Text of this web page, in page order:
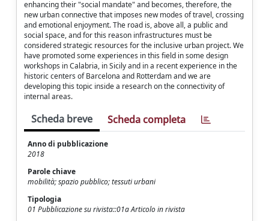
enhancing their "social mandate" and becomes, therefore, the
new urban connective that imposes new modes of travel, crossing
and emotional enjoyment. The road is, above all, a public and
social space, and for this reason infrastructures must be
considered strategic resources for the inclusive urban project. We
have promoted some experiences in this field in some design
workshops in Calabria, in Sicily and in a recent experience in the
historic centers of Barcelona and Rotterdam and we are
developing this topic inside a research on the connectivity of
internal areas.
Scheda breve Scheda completa
Anno di pubblicazione
2018
Parole chiave
mobilità; spazio pubblico; tessuti urbani
Tipologia
01 Pubblicazione su rivista::01a Articolo in rivista